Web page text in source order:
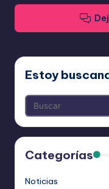
Estoy
Categorías
Noticias